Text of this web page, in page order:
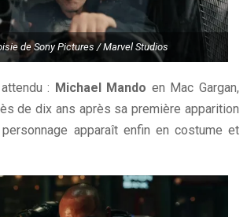
de Sony Pictures / Marvel Studios
: Michael Mando en Mac Gargan,
de dix ans après sa première apparition
apparaît enfin en costume et